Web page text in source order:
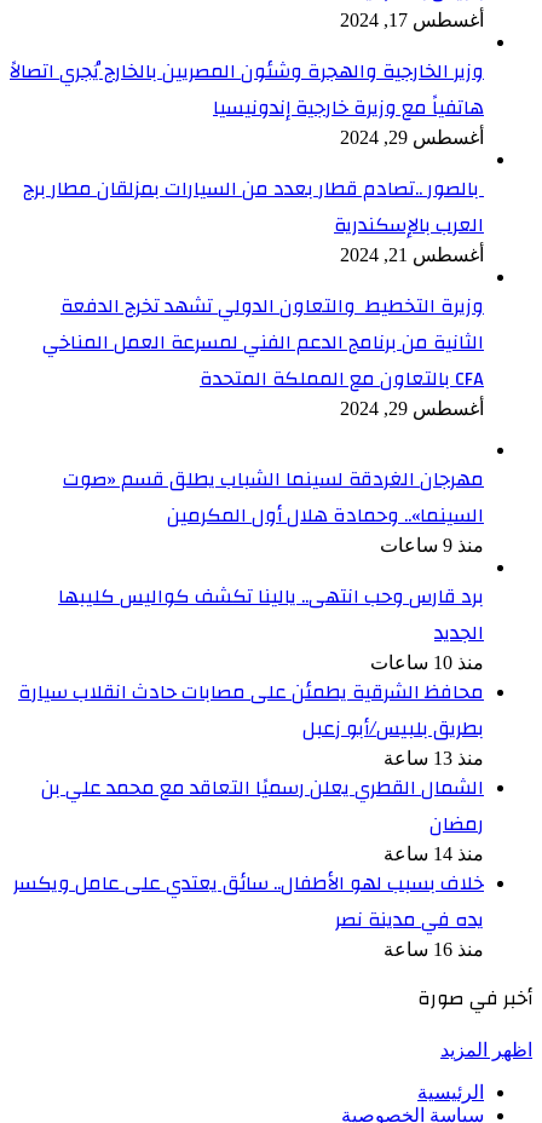
أغسطس 17, 2024
وزير الخارجية والهجرة وشئون المصريين بالخارج يُجري اتصالاً
هاتفياً مع وزيرة خارجية إندونيسيا
أغسطس 29, 2024
بالصور ..تصادم قطار بعدد من السيارات بمزلقان مطار برج
العرب بالإسكندرية
أغسطس 21, 2024
وزيرة التخطيط والتعاون الدولي تشهد تخرج الدفعة
الثانية من برنامج الدعم الفني لمسرعة العمل المناخي
CFA بالتعاون مع المملكة المتحدة
أغسطس 29, 2024
مهرجان الغردقة لسينما الشباب يطلق قسم «صوت
السينما».. وحمادة هلال أول المكرمين
منذ 9 ساعات
برد قارس وحب انتهى.. يالينا تكشف كواليس كليبها
الجديد
منذ 10 ساعات
محافظ الشرقية يطمئن على مصابات حادث انقلاب سيارة
بطريق بلبيس/أبو زعبل
منذ 13 ساعة
الشمال القطري يعلن رسميًا التعاقد مع محمد علي بن
رمضان
منذ 14 ساعة
خلاف بسبب لهو الأطفال.. سائق يعتدي على عامل ويكسر
يده في مدينة نصر
منذ 16 ساعة
أخبر في صورة
اظهر المزيد
الرئيسية
سياسة الخصوصية